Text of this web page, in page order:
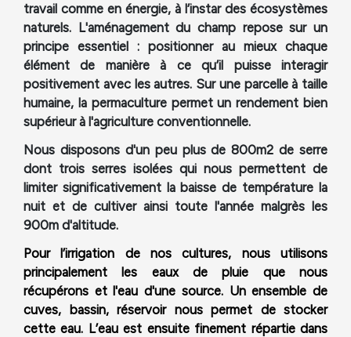
travail comme en énergie, à l’instar des écosystèmes
naturels. L'aménagement du champ repose sur un
principe essentiel : positionner au mieux chaque
élément de manière à ce qu’il puisse interagir
positivement avec les autres. Sur une parcelle à taille
humaine, la permaculture permet un rendement bien
supérieur à l'agriculture conventionnelle.
Nous disposons d'un peu plus de 800m2 de serre
dont trois serres isolées qui nous permettent de
limiter significativement la baisse de température la
nuit et de cultiver ainsi toute l'année malgrès les
900m d'altitude.
Pour l’irrigation de nos cultures, nous utilisons
principalement les eaux de pluie que nous
récupérons et l'eau d'une source. Un ensemble de
cuves, bassin, réservoir nous permet de stocker
cette eau. L’eau est ensuite finement répartie dans